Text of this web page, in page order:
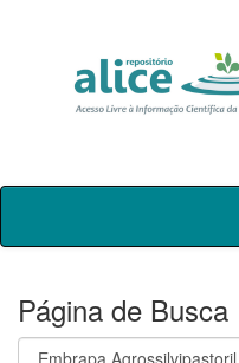
Skip
Página de Busca